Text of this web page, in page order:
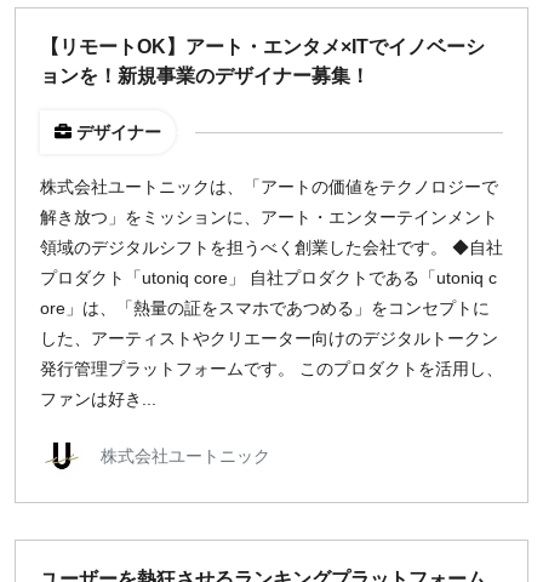
週2日
週1日
大阪
名古屋
京都
福岡
募集状況
募集中のみ表示
【リモートOK】アート・エンタメ×ITでイノベーシ
ョンを！新規事業のデザイナー募集！
デザイナー
株式会社ユートニックは、「アートの価値をテクノロジーで
解き放つ」をミッションに、アート・エンターテインメント
領域のデジタルシフトを担うべく創業した会社です。 ◆自社
プロダクト「utoniq core」 自社プロダクトである「utoniq c
ore」は、「熱量の証をスマホであつめる」をコンセプトに
した、アーティストやクリエーター向けのデジタルトークン
発行管理プラットフォームです。 このプロダクトを活用し、
ファンは好き...
株式会社ユートニック